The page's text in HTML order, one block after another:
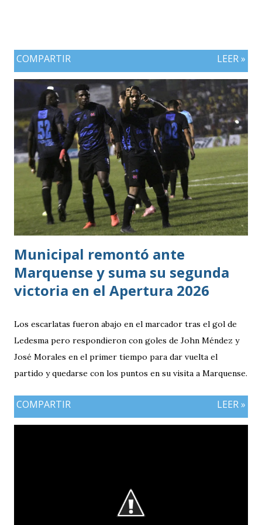
COMPARTIR LEER »
Municipal remontó ante
Marquense y suma su segunda
victoria en el Apertura 2026
Los escarlatas fueron abajo en el marcador tras el gol de
Ledesma pero respondieron con goles de John Méndez y
José Morales en el primer tiempo para dar vuelta el
partido y quedarse con los puntos en su visita a Marquense.
COMPARTIR LEER »